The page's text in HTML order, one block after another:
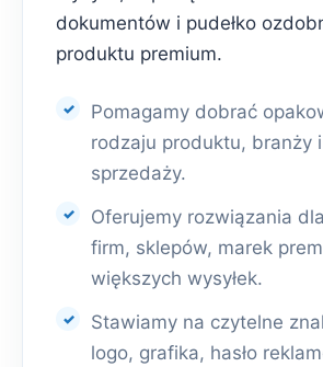
dokumentów i pudełko
produktu premium.
Pomagamy dobrać
rodzaju produktu, branży
sprzedaży.
Oferujemy rozwiązania
firm, sklepów, marek
większych wysyłek.
Stawiamy na czytelne
logo, grafika, hasło